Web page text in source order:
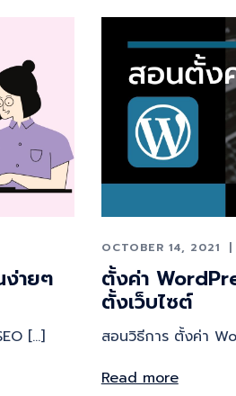
ง่ายๆ
[…]
OCTOBER 14, 2021
ตั้งค่า
ตั้งเว็บไซต์
สอนวิธีการ ตั้งค่า
Read more